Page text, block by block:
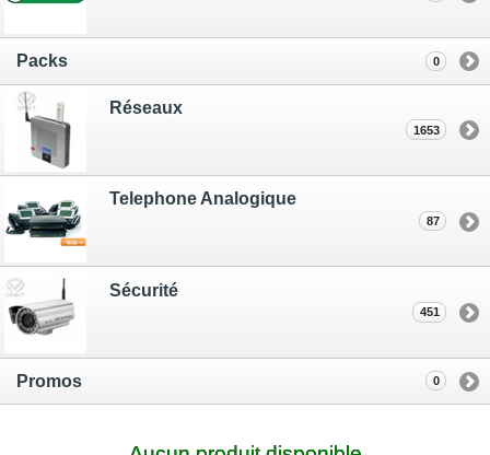
Packs 0
Réseaux
1653
Telephone Analogique
87
Sécurité
451
Promos 0